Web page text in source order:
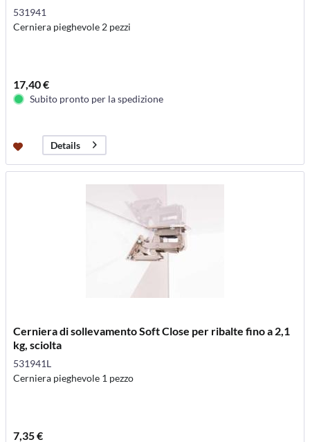
531941
Cerniera pieghevole 2 pezzi
17,40 €
Subito pronto per la spedizione
Details
Cerniera di sollevamento Soft Close per ribalte fino a 2,1
kg, sciolta
531941L
Cerniera pieghevole 1 pezzo
7,35 €